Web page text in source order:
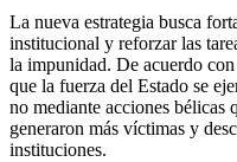
La nueva estrategia busca
institucional y reforzar las
la impunidad. De acuerdo
que la fuerza del Estado se
no mediante acciones bélicas
generaron más víctimas y
instituciones.